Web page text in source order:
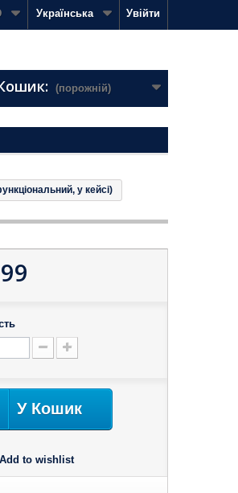
Увійти
Українська
(порожній)
у кейсі)
У Кошик
Add to wishlist